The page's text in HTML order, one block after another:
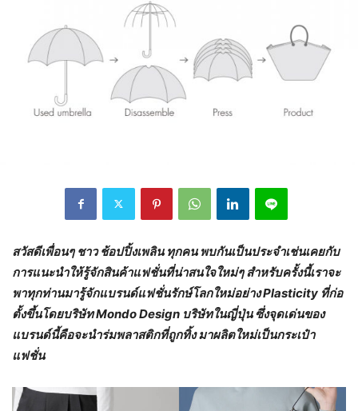
สวัสดีเพื่อนๆ ชาว ช้อปปิ้งเพลิน ทุกคน พบกันเป็นประจำเช่นเคยกับ
การแนะนำให้รู้จักสินค้าแฟชั่นที่น่าสนใจใหม่ๆ สำหรับครั้งนี้เราจะ
พาทุกท่านมารู้จักแบรนด์แฟชั่นรักษ์โลกใหม่อย่าง Plasticity ที่ก่อ
ตั้งขึ้นโดยบริษัท Mondo Design บริษัทในญี่ปุ่น ซึ่งจุดเด่นของ
แบรนด์นี้คือจะนำร่มพลาสติกที่ถูกทิ้ง มาผลิตใหม่เป็นกระเป๋า
แฟชั่น